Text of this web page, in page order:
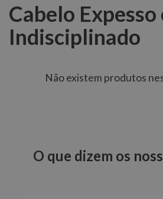
Cabelo Expesso
Indisciplinado
Não existem produtos
O que dizem os